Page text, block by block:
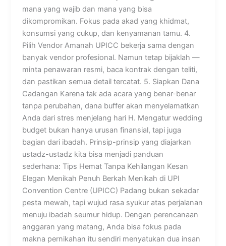
mana yang wajib dan mana yang bisa
dikompromikan. Fokus pada akad yang khidmat,
konsumsi yang cukup, dan kenyamanan tamu. 4.
Pilih Vendor Amanah UPICC bekerja sama dengan
banyak vendor profesional. Namun tetap bijaklah —
minta penawaran resmi, baca kontrak dengan teliti,
dan pastikan semua detail tercatat. 5. Siapkan Dana
Cadangan Karena tak ada acara yang benar-benar
tanpa perubahan, dana buffer akan menyelamatkan
Anda dari stres menjelang hari H. Mengatur wedding
budget bukan hanya urusan finansial, tapi juga
bagian dari ibadah. Prinsip-prinsip yang diajarkan
ustadz-ustadz kita bisa menjadi panduan
sederhana: Tips Hemat Tanpa Kehilangan Kesan
Elegan Menikah Penuh Berkah Menikah di UPI
Convention Centre (UPICC) Padang bukan sekadar
pesta mewah, tapi wujud rasa syukur atas perjalanan
menuju ibadah seumur hidup. Dengan perencanaan
anggaran yang matang, Anda bisa fokus pada
makna pernikahan itu sendiri menyatukan dua insan